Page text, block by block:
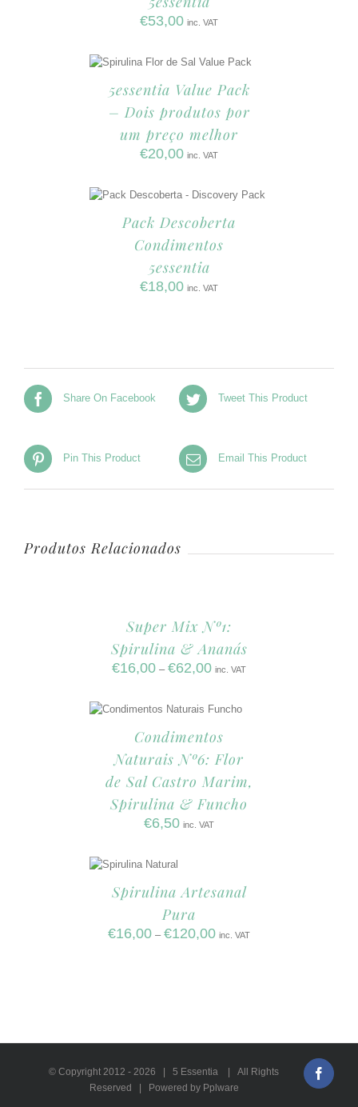
€53,00 inc. VAT
5essentia Value Pack
– Dois produtos por
um preço melhor
€20,00 inc. VAT
Pack Descoberta
Condimentos
5essentia
€18,00 inc. VAT
Share On Facebook Tweet This Product
Pin This Product Email This Product
Produtos Relacionados
Super Mix Nº1:
Spirulina & Ananás
€16,00 – €62,00 inc. VAT
Condimentos
Naturais Nº6: Flor
de Sal Castro Marim,
Spirulina & Funcho
€6,50 inc. VAT
Spirulina Artesanal
Pura
€16,00 – €120,00 inc. VAT
© Copyright 2012 - 2026 | 5 Essentia | All Rights
Reserved | Powered by Pplware